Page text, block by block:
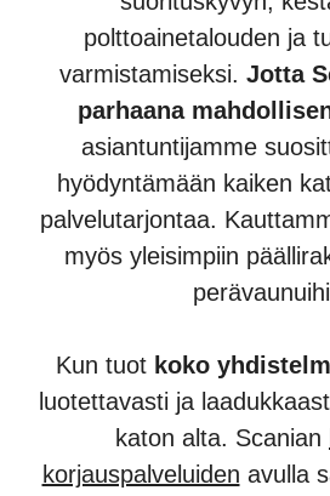
polttoainetalouden ja
varmistamiseksi. Jotta
parhaana
asiantuntijamme
hyödyntämään kaiken
palvelutarjontaa.
myös yleisimpiin
Kun tuot koko
luotettavasti ja
katon alta. Scanian
korjauspalveluiden avulla